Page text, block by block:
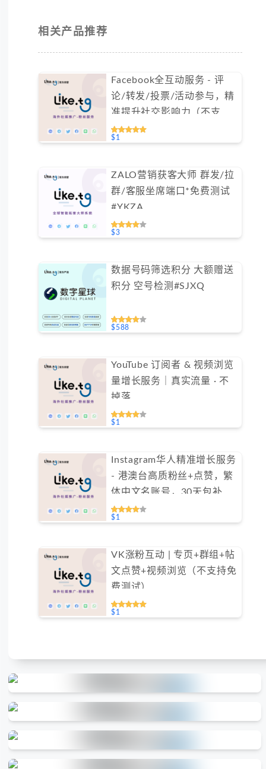
相关产品推荐
Facebook全互动服务 - 评
论/转发/投票/活动参与，精
准提升社交影响力（不支持
免费测试）
$1
ZALO营销获客大师 群发/拉
群/客服坐席端口*免费测试
#YKZA
$3
数据号码筛选积分 大额赠送
积分 空号检测#SJXQ
$588
YouTube 订阅者 & 视频浏览
量增长服务｜真实流量 · 不
掉落
$1
Instagram华人精准增长服务
- 港澳台高质粉丝+点赞，繁
体中文名账号，30天包补保
障（不支持免费测试）
$1
VK涨粉互动 | 专页+群组+帖
文点赞+视频浏览（不支持免
费测试）
$1